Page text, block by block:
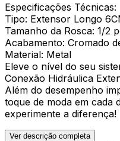
Especificações Técnicas:
Tipo: Extensor Longo
Tamanho da Rosca: 1/2
Acabamento: Cromado
Material: Metal
Eleve o nível do seu
Conexão Hidráulica
Além do desempenho
toque de moda em cada
experimente a diferença!
Ver descrição completa